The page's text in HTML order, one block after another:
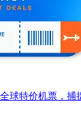
球特价机票，捕